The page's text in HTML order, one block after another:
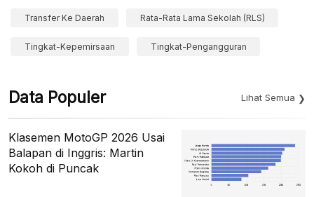
Transfer Ke Daerah Rata-Rata Lama Sekolah (RLS)
Tingkat-Kepemirsaan Tingkat-Pengangguran
Data Populer Lihat Semua
Klasemen MotoGP 2026 Usai
Balapan di Inggris: Martin
Kokoh di Puncak